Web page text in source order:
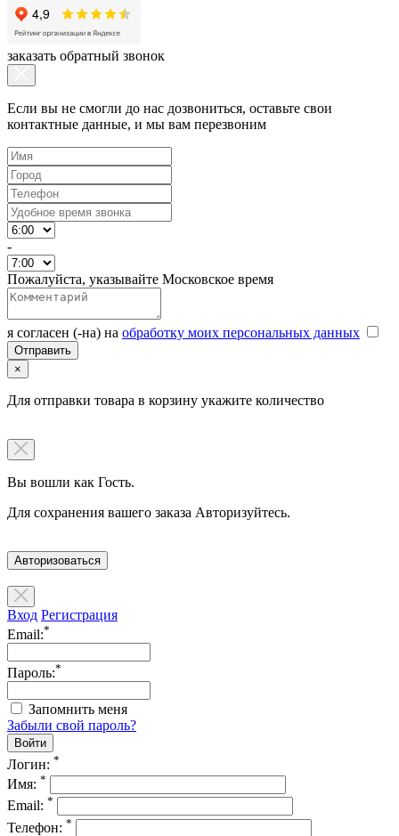
заказать обратный звонок
Если вы не смогли до нас дозвониться, оставьте свои
контактные данные, и мы вам перезвоним
-
Пожалуйста, указывайте Московское время
я согласен (-на) на обработку моих персональных данных
×
Для отправки товара в корзину укажите количество
Вы вошли как Гость.
Для сохранения вашего заказа Авторизуйтесь.
Авторизоваться
Вход Регистрация
Email:*
Пароль:*
Запомнить меня
Забыли свой пароль?
Логин: *
Имя: *
Email: *
Телефон: *